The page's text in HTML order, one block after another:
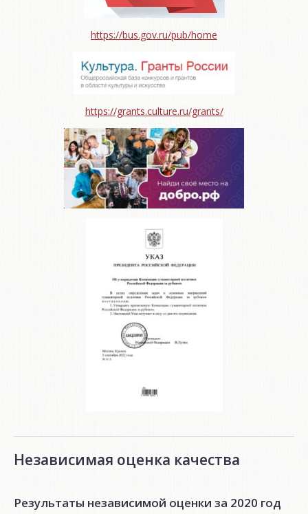
https://bus.gov.ru/pub/home
https://grants.culture.ru/grants/
Независимая оценка качества
Результаты независимой оценки за 2020 год